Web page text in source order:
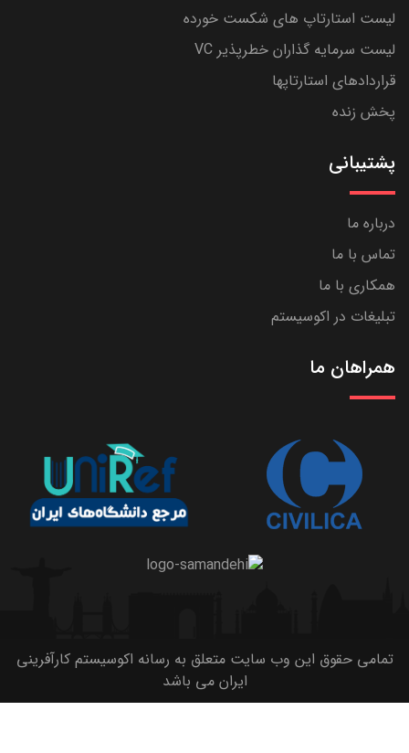
لیست استارتاپ های شکست خورده
لیست سرمایه گذاران خطرپذیر VC
قراردادهای استارتاپها
پخش زنده
پشتیبانی
درباره ما
تماس با ما
همکاری با ما
تبلیغات در اکوسیستم
همراهان ما
تمامی حقوق این وب سایت متعلق به رسانه اکوسیستم کارآفرینی
ایران می باشد